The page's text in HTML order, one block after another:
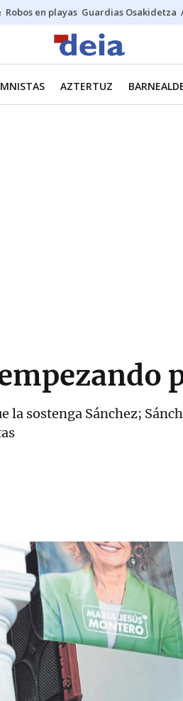
Robos en playas Guardias Osakidetza
AZTERTUZ
la sostenga Sánchez;